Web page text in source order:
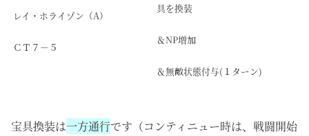
レイ・ホライゾン（A）
ＣＴ７－５
具を換装
＆NP増加
＆無敵状態付与(１ターン)
宝具換装は一方通行です（コンティニュー時は、戦闘開始